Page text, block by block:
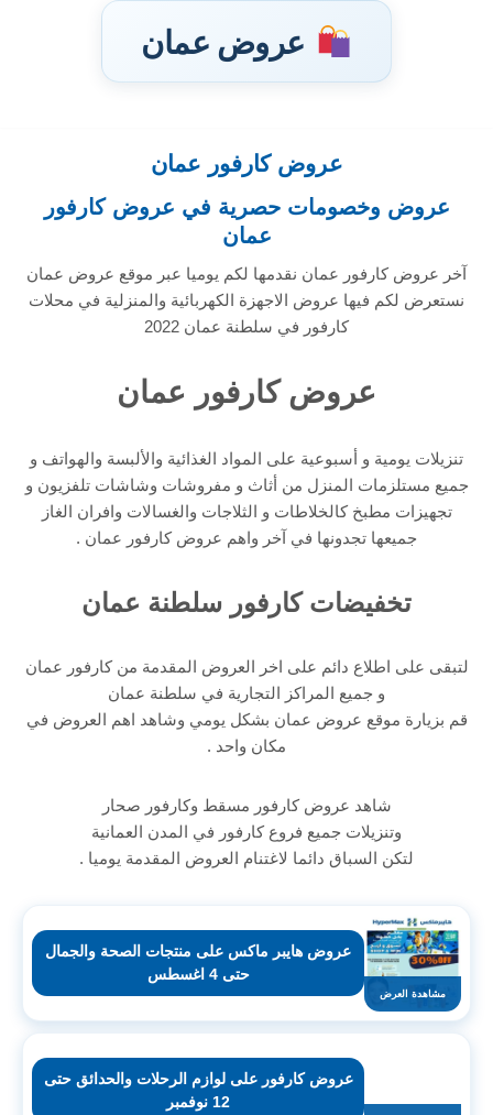
عروض عمان
عروض كارفور عمان
عروض وخصومات حصرية في عروض كارفور
عمان
آخر عروض كارفور عمان نقدمها لكم يوميا عبر موقع عروض عمان
نستعرض لكم فيها عروض الاجهزة الكهربائية والمنزلية في محلات
كارفور في سلطنة عمان 2022
عروض كارفور عمان
تنزيلات يومية و أسبوعية على المواد الغذائية والألبسة والهواتف و
جميع مستلزمات المنزل من أثاث و مفروشات وشاشات تلفزيون و
تجهيزات مطبخ كالخلاطات و الثلاجات والغسالات وافران الغاز
جميعها تجدونها في آخر واهم عروض كارفور عمان .
تخفيضات كارفور سلطنة عمان
لتبقى على اطلاع دائم على اخر العروض المقدمة من كارفور عمان
و جميع المراكز التجارية في سلطنة عمان
قم بزيارة موقع عروض عمان بشكل يومي وشاهد اهم العروض في
مكان واحد .
شاهد عروض كارفور مسقط وكارفور صحار
وتنزيلات جميع فروع كارفور في المدن العمانية
لتكن السباق دائما لاغتنام العروض المقدمة يوميا .
مشاهدة العرض
عروض هايبر ماكس على منتجات الصحة والجمال
حتى 4 اغسطس
عروض كارفور على لوازم الرحلات والحدائق حتى
12 نوفمبر